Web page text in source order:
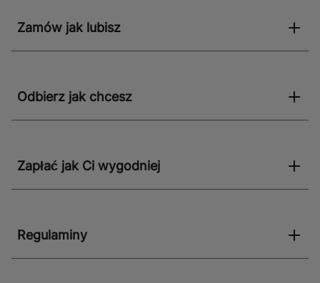
komercyjnych o średnim natężeniu ruchu. Dzięki
użytkowników.
Zamów jak lubisz
Odbierz jak chcesz
Zapłać jak Ci wygodniej
Regulaminy